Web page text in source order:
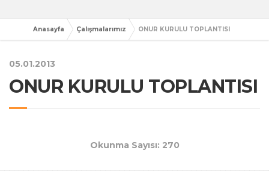
Anasayfa Çalışmalarımız ONUR KURULU TOPLANTISI
05.01.2013
ONUR KURULU TOPLANTISI
Okunma Sayısı: 270